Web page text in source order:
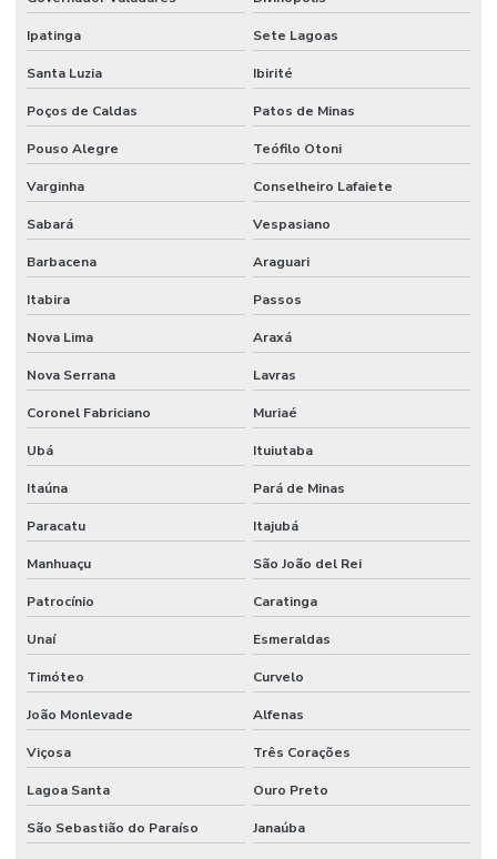
Montagem e manutenção industrial
Montagem de máquinas
Montagem de máquinas e equipamentos
Montagem de máquinas industriais
Montagem de sistemas elétricos
Montagem de tanques industriais
Montagem de tubulação industrial
Montagem de um circuito elétrico
Montagens industriais empresas
Montagens e instalações industriais
Movimentação de carga com caminhão munck
Movimentação de carga com empilhadeira
Movimentação de carga com guindaste
Movimentação de cargas industriais
Movimentação de cargas mecânicas
Movimentação de cargas pesadas
Movimentação de equipamentos
Ipatinga Sete Lagoas
Santa Luzia Ibirité
Poços de Caldas Patos de Minas
Pouso Alegre Teófilo Otoni
Varginha Conselheiro Lafaiete
Sabará Vespasiano
Barbacena Araguari
Itabira Passos
Nova Lima Araxá
Nova Serrana Lavras
Coronel Fabriciano Muriaé
Ubá Ituiutaba
Itaúna Pará de Minas
Paracatu Itajubá
Manhuaçu São João del Rei
Patrocínio Caratinga
Unaí Esmeraldas
Timóteo Curvelo
João Monlevade Alfenas
Viçosa Três Corações
Lagoa Santa Ouro Preto
São Sebastião do Paraíso Janaúba